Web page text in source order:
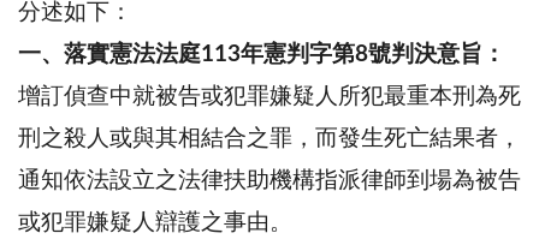
分述如下：
一、落實憲法法庭113年憲判字第8號判決意旨：
增訂偵查中就被告或犯罪嫌疑人所犯最重本刑為死
刑之殺人或與其相結合之罪，而發生死亡結果者，
通知依法設立之法律扶助機構指派律師到場為被告
或犯罪嫌疑人辯護之事由。